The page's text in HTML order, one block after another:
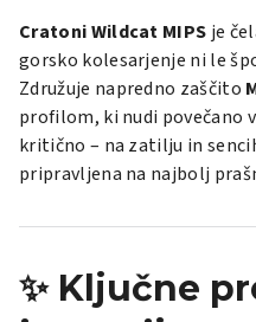
Cratoni Wildcat MIPS je
gorsko kolesarjenje ni le
Združuje napredno zaščito
profilom, ki nudi povečano
kritično – na zatilju in
pripravljena na najbolj
✨ Ključne